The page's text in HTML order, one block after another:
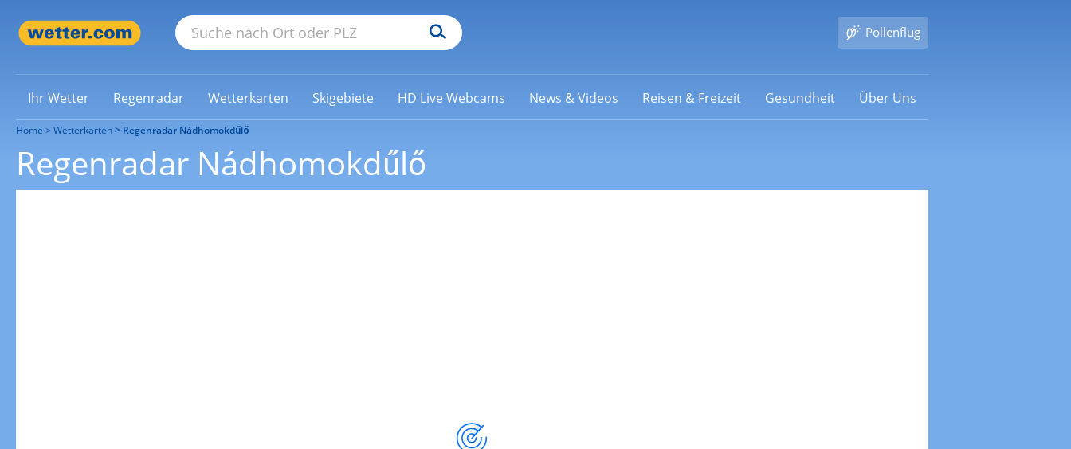
Pollenflug
Ihr Wetter Regenradar Wetterkarten Skigebiete HD Live Webcams News & Videos Reisen & Freizeit Gesundheit Über Uns
Home Wetterkarten Regenradar Nádhomokdűlő
Regenradar Nádhomokdűlő